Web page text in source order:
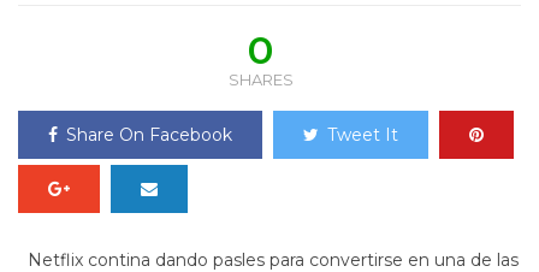
0
SHARES
Share On Facebook Tweet It
Netflix contina dando pasles para convertirse en una de las